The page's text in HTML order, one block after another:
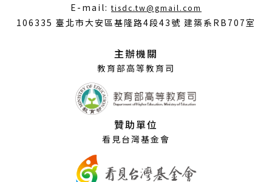
E-mail:tisdc.tw@gmail.com
開
106335 臺北市大安區基隆路4段43號 建築系RB707室
主辦機關
教育部高等教育司
贊助單位
看見台灣基金會